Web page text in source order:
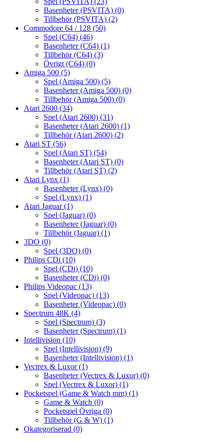
Basenheter (PSVITA) (0)
Tillbehör (PSVITA) (2)
Commodore 64 / 128 (50)
Spel (C64) (46)
Basenheter (C64) (1)
Tillbehör (C64) (3)
Övrigt (C64) (0)
Amiga 500 (5)
Spel (Amiga 500) (5)
Basenheter (Amiga 500) (0)
Tillbehör (Amiga 500) (0)
Atari 2600 (34)
Spel (Atari 2600) (31)
Basenheter (Atari 2600) (1)
Tillbehör (Atari 2600) (2)
Atari ST (56)
Spel (Atari ST) (54)
Basenheter (Atari ST) (0)
Tillbehör (Atari ST) (2)
Atari Lynx (1)
Basenheter (Lynx) (0)
Spel (Lynx) (1)
Atari Jaguar(1)
Spel (Jaguar) (0)
Basenheter (Jaguar) (0)
Tillbehör (Jaguar) (1)
3DO (0)
Spel (3DO) (0)
Philips CDi (10)
Spel (CDi) (10)
Basenheter (CDi) (0)
Philips Videopac (13)
Spel (Videopac) (13)
Basenheter (Videopac) (0)
Spectrum 48K (4)
Spel (Spectrum) (3)
Basenheter (Spectrum) (1)
Intellivision (10)
Spel (Intellivision) (9)
Basenheter (Intellivision) (1)
Vectrex & Luxor(1)
Basenheter (Vectrex & Luxor) (0)
Spel (Vectrex & Luxor) (1)
Pocketspel (Game & Watch mm) (1)
Game & Watch (0)
Pocketspel Övriga (0)
Tillbehör (G & W) (1)
Okategoriserad (0)